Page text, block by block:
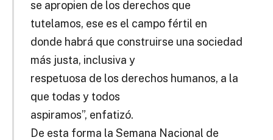
se apropien de los derechos que
tutelamos, ese es el campo fértil en
donde habrá que construirse una sociedad
más justa, inclusiva y
respetuosa de los derechos humanos, a la
que todas y todos
aspiramos”, enfatizó.
De esta forma la Semana Nacional de